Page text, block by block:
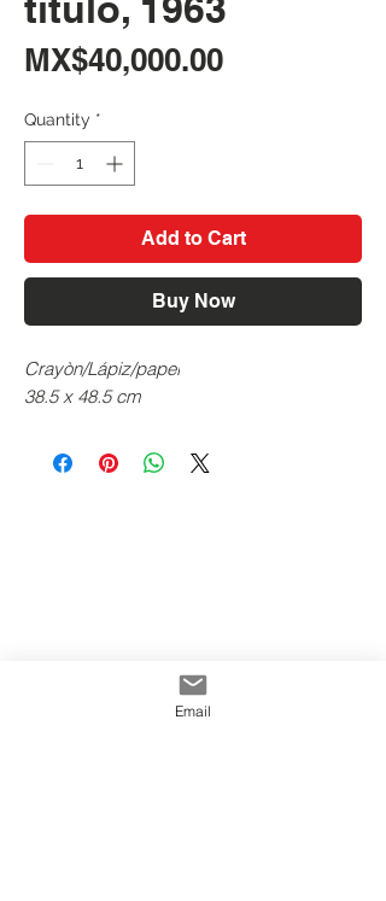
MX$40,000.00Price
Quantity *
Add to Cart
Buy Now
Crayòn/Lápiz/papel
38.5 x 48.5 cm
Email